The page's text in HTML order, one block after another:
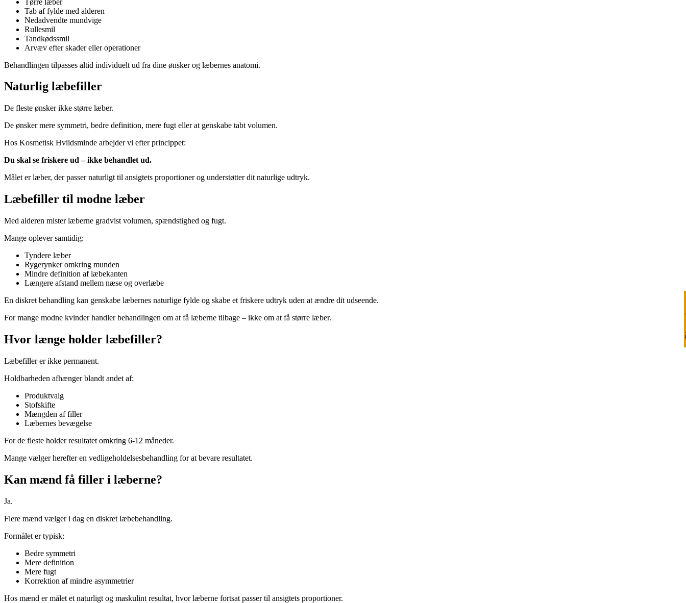
Tab af fylde med alderen
Nedadvendte mundvige
Rullesmil
Tandkødssmil
Arvæv efter skader eller operationer
Behandlingen tilpasses altid individuelt ud fra dine ønsker og læbernes anatomi.
Naturlig læbefiller
De fleste ønsker ikke større læber.
De ønsker mere symmetri, bedre definition, mere fugt eller at genskabe tabt volumen.
Hos Kosmetisk Hviidsminde arbejder vi efter princippet:
Du skal se friskere ud – ikke behandlet ud.
Målet er læber, der passer naturligt til ansigtets proportioner og understøtter dit naturlige udtryk.
Læbefiller til modne læber
Med alderen mister læberne gradvist volumen, spændstighed og fugt.
Mange oplever samtidig:
Tyndere læber
Rygerynker omkring munden
Mindre definition af læbekanten
Længere afstand mellem næse og overlæbe
En diskret behandling kan genskabe læbernes naturlige fylde og skabe et friskere udtryk uden at ændre dit udseende.
For mange modne kvinder handler behandlingen om at få læberne tilbage – ikke om at få større læber.
Hvor længe holder læbefiller?
Læbefiller er ikke permanent.
Holdbarheden afhænger blandt andet af:
Produktvalg
Stofskifte
Mængden af filler
Læbernes bevægelse
For de fleste holder resultatet omkring 6-12 måneder.
Mange vælger herefter en vedligeholdelsesbehandling for at bevare resultatet.
Kan mænd få filler i læberne?
Ja.
Flere mænd vælger i dag en diskret læbebehandling.
Formålet er typisk:
Bedre symmetri
Mere definition
Mere fugt
Korrektion af mindre asymmetrier
Hos mænd er målet et naturligt og maskulint resultat, hvor læberne fortsat passer til ansigtets proportioner.